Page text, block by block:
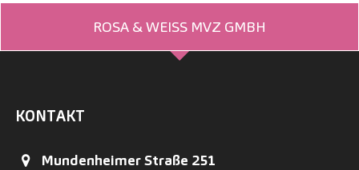
ROSA & WEISS MVZ GMBH
KONTAKT
Mundenheimer Straße 251